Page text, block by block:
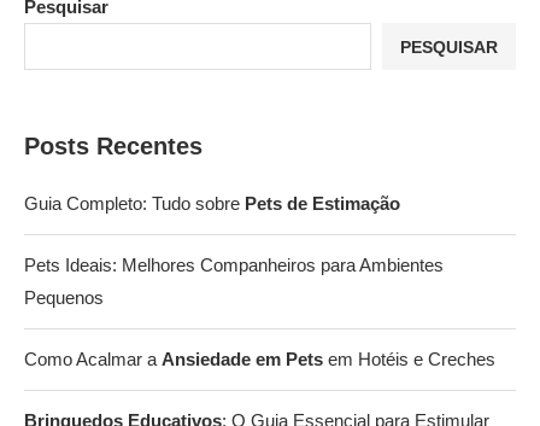
Pesquisar
PESQUISAR
Posts Recentes
Guia Completo: Tudo sobre Pets de Estimação
Pets Ideais: Melhores Companheiros para Ambientes
Pequenos
Como Acalmar a Ansiedade em Pets em Hotéis e Creches
Brinquedos Educativos: O Guia Essencial para Estimular